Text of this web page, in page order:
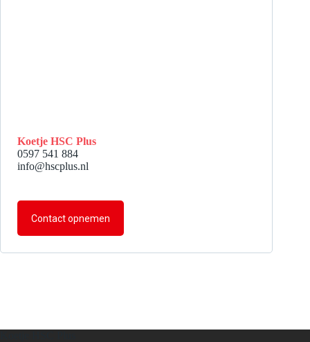
Koetje HSC Plus
0597 541 884
info@hscplus.nl
Contact opnemen